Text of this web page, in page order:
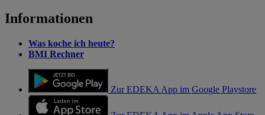
Informationen
Was koche ich heute?
BMI Rechner
Zur EDEKA App im Google Playstore